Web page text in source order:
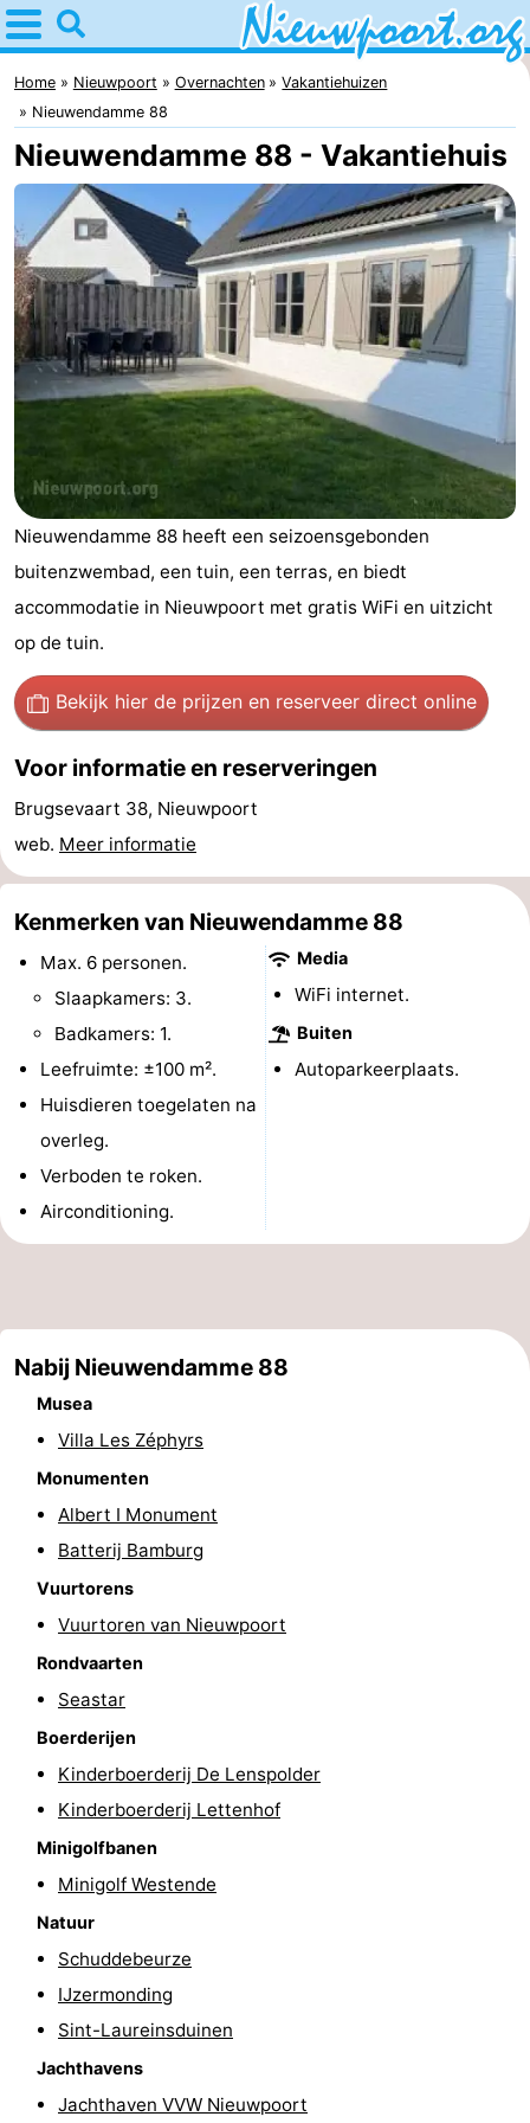
Home
Nieuwpoort
Tips
Voor
kinderen
Overnachten
Appartementen
-
Holiday
Suites
Nieuwpoort
-
Holiday
Suites
Westende
Bed
(&
breakfasts)
Campings
Hotels
Vakantiehuizen
Nieuwpoort
-
Oostduinkerke
aan
zee
-
Westende
Last
minutes
Strand
Zien
doen
Bezienswaardigheden
Musea
Monumenten
Uitkijkpunten
Attracties
Speeltuinen
-
Binnenspeeltuinen
Minigolfbanen
Wellness
centra
Dorpen
Steden
Sporten
Zwembaden
Fietsen
Wandelen
Paardrijden
Golfbanen
Surfen
Eten
drinken
Evenementen
Home Nieuwpoort Overnachten
Vakantiehuizen
Nieuwendamme 88
Nieuwendamme 88 - Vakantiehuis
Nieuwendamme 88 heeft een seizoensgebonden
buitenzwembad, een tuin, een terras, en biedt
accommodatie in Nieuwpoort met gratis WiFi en uitzicht
op de tuin.
Bekijk hier de prijzen en reserveer direct online
Voor informatie en reserveringen
Brugsevaart 38, Nieuwpoort
web. Meer informatie
Kenmerken van Nieuwendamme 88
Max. 6 personen.
Slaapkamers: 3.
Badkamers: 1.
Leefruimte: ±100 m².
Huisdieren toegelaten na
overleg.
Verboden te roken.
Airconditioning.
Media
WiFi internet.
Buiten
Autoparkeerplaats.
Nabij Nieuwendamme 88
Musea
Villa Les Zéphyrs
Monumenten
Albert I Monument
Batterij Bamburg
Vuurtorens
Vuurtoren van Nieuwpoort
Rondvaarten
Seastar
Boerderijen
Kinderboerderij De Lenspolder
Kinderboerderij Lettenhof
Minigolfbanen
Minigolf Westende
Natuur
Schuddebeurze
IJzermonding
Sint-Laureinsduinen
Jachthavens
Jachthaven VVW Nieuwpoort